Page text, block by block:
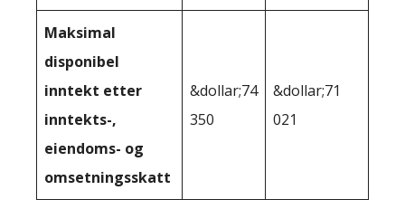
Maksimal
disponibel
inntekt etter
inntekts-,
eiendoms- og
omsetningsskatt
&dollar;74
350
&dollar;71
021